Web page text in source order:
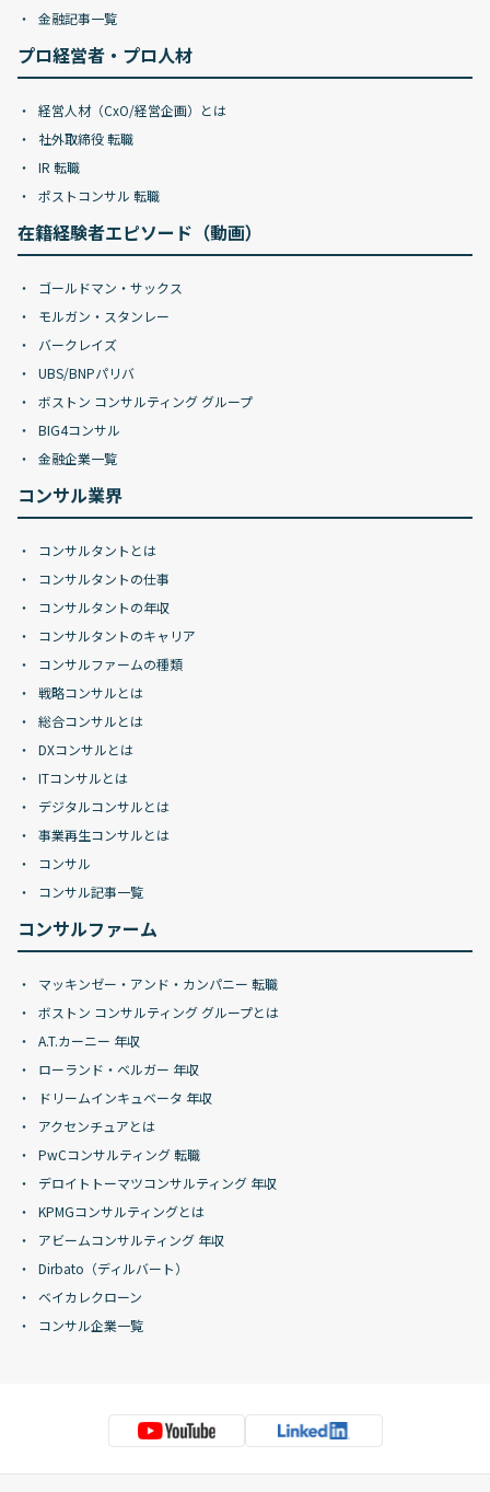
金融記事一覧
プロ経営者・プロ人材
経営人材（CxO/経営企画）とは
社外取締役 転職
IR 転職
ポストコンサル 転職
在籍経験者エピソード（動画）
ゴールドマン・サックス
モルガン・スタンレー
バークレイズ
UBS/BNPパリバ
ボストン コンサルティング グループ
BIG4コンサル
金融企業一覧
コンサル業界
コンサルタントとは
コンサルタントの仕事
コンサルタントの年収
コンサルタントのキャリア
コンサルファームの種類
戦略コンサルとは
総合コンサルとは
DXコンサルとは
ITコンサルとは
デジタルコンサルとは
事業再生コンサルとは
コンサル
コンサル記事一覧
コンサルファーム
マッキンゼー・アンド・カンパニー 転職
ボストン コンサルティング グループとは
A.T.カーニー 年収
ローランド・ベルガー 年収
ドリームインキュベータ 年収
アクセンチュアとは
PwCコンサルティング 転職
デロイトトーマツコンサルティング 年収
KPMGコンサルティングとは
アビームコンサルティング 年収
Dirbato（ディルバート）
ベイカレクローン
コンサル企業一覧